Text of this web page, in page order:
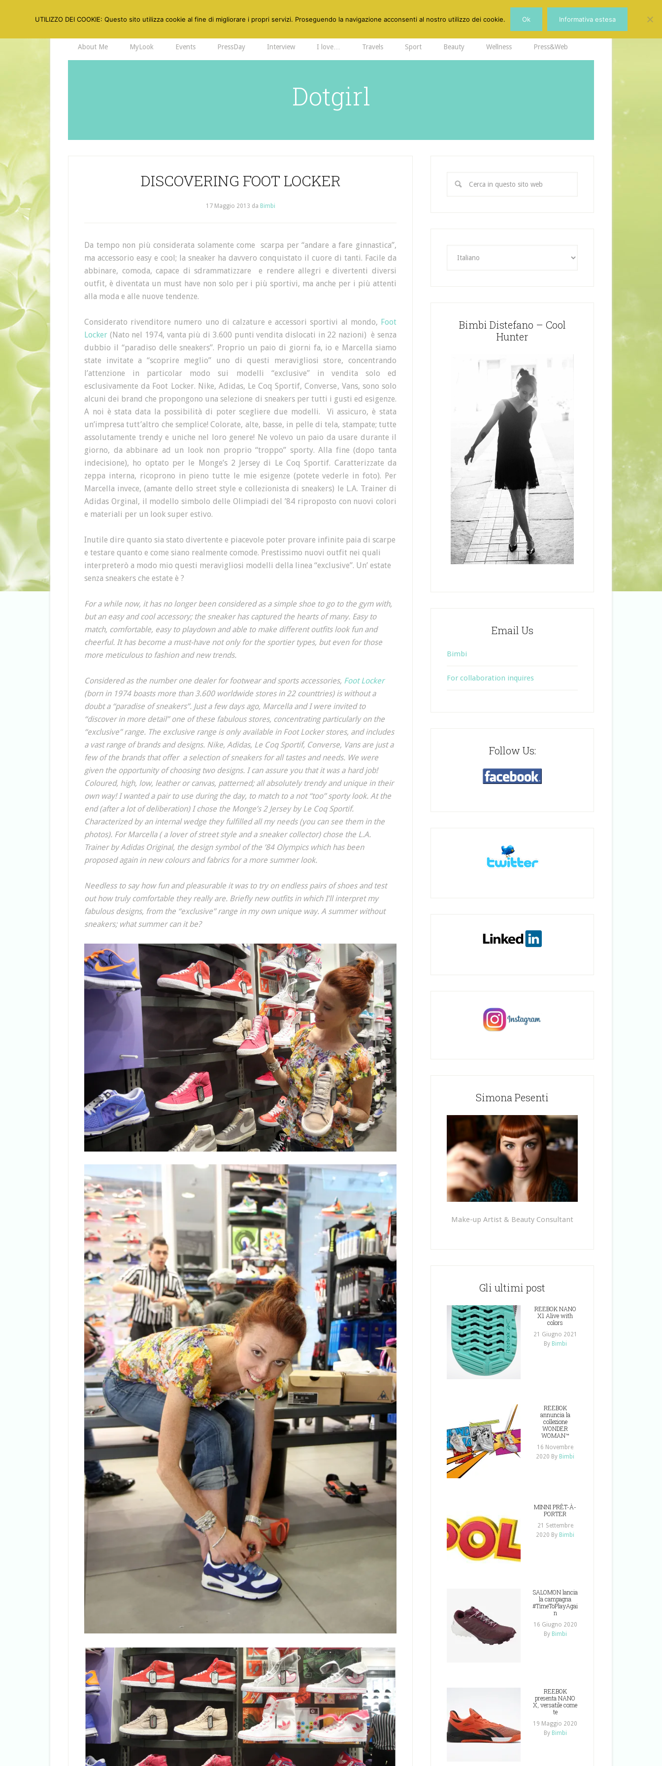
About Me MyLook Events PressDay Interview I love… Travels Sport Beauty Wellness Press&Web
Dotgirl
DISCOVERING FOOT LOCKER
17 Maggio 2013 da Bimbi
Da tempo non più considerata solamente come scarpa per “andare a fare ginnastica”,
ma accessorio easy e cool; la sneaker ha davvero conquistato il cuore di tanti. Facile da
abbinare, comoda, capace di sdrammatizzare e rendere allegri e divertenti diversi
outfit, è diventata un must have non solo per i più sportivi, ma anche per i più attenti
alla moda e alle nuove tendenze.
Considerato rivenditore numero uno di calzature e accessori sportivi al mondo, Foot
Locker (Nato nel 1974, vanta più di 3.600 punti vendita dislocati in 22 nazioni) è senza
dubbio il “paradiso delle sneakers”. Proprio un paio di giorni fa, io e Marcella siamo
state invitate a “scoprire meglio” uno di questi meravigliosi store, concentrando
l’attenzione in particolar modo sui modelli “exclusive” in vendita solo ed
esclusivamente da Foot Locker. Nike, Adidas, Le Coq Sportif, Converse, Vans, sono solo
alcuni dei brand che propongono una selezione di sneakers per tutti i gusti ed esigenze.
A noi è stata data la possibilità di poter scegliere due modelli. Vi assicuro, è stata
un’impresa tutt’altro che semplice! Colorate, alte, basse, in pelle di tela, stampate; tutte
assolutamente trendy e uniche nel loro genere! Ne volevo un paio da usare durante il
giorno, da abbinare ad un look non proprio “troppo” sporty. Alla fine (dopo tanta
indecisione), ho optato per le Monge’s 2 Jersey di Le Coq Sportif. Caratterizzate da
zeppa interna, ricoprono in pieno tutte le mie esigenze (potete vederle in foto). Per
Marcella invece, (amante dello street style e collezionista di sneakers) le L.A. Trainer di
Adidas Orginal, il modello simbolo delle Olimpiadi del ’84 riproposto con nuovi colori
e materiali per un look super estivo.
Inutile dire quanto sia stato divertente e piacevole poter provare infinite paia di scarpe
e testare quanto e come siano realmente comode. Prestissimo nuovi outfit nei quali
interpreterò a modo mio questi meravigliosi modelli della linea “exclusive”. Un’ estate
senza sneakers che estate è ?
For a while now, it has no longer been considered as a simple shoe to go to the gym with,
but an easy and cool accessory; the sneaker has captured the hearts of many. Easy to
match, comfortable, easy to playdown and able to make different outfits look fun and
cheerful. It has become a must-have not only for the sportier types, but even for those
more meticulous to fashion and new trends.
Considered as the number one dealer for footwear and sports accessories, Foot Locker
(born in 1974 boasts more than 3.600 worldwide stores in 22 counttries) is without a
doubt a “paradise of sneakers”. Just a few days ago, Marcella and I were invited to
“discover in more detail” one of these fabulous stores, concentrating particularly on the
“exclusive” range. The exclusive range is only available in Foot Locker stores, and includes
a vast range of brands and designs. Nike, Adidas, Le Coq Sportif, Converse, Vans are just a
few of the brands that offer a selection of sneakers for all tastes and needs. We were
given the opportunity of choosing two designs. I can assure you that it was a hard job!
Coloured, high, low, leather or canvas, patterned; all absolutely trendy and unique in their
own way! I wanted a pair to use during the day, to match to a not “too” sporty look. At the
end (after a lot of deliberation) I chose the Monge’s 2 Jersey by Le Coq Sportif.
Characterized by an internal wedge they fulfilled all my needs (you can see them in the
photos). For Marcella ( a lover of street style and a sneaker collector) chose the L.A.
Trainer by Adidas Original, the design symbol of the ’84 Olympics which has been
proposed again in new colours and fabrics for a more summer look.
Needless to say how fun and pleasurable it was to try on endless pairs of shoes and test
out how truly comfortable they really are. Briefly new outfits in which I’ll interpret my
fabulous designs, from the “exclusive” range in my own unique way. A summer without
sneakers; what summer can it be?
Bimbi Distefano – Cool
Hunter
Email Us
Bimbi
For collaboration inquires
Follow Us:
Simona Pesenti
Make-up Artist & Beauty Consultant
Gli ultimi post
REEBOK NANO
X1 Alive with
colors
21 Giugno 2021
By Bimbi
REEBOK
annuncia la
collezione
WONDER
WOMAN™
16 Novembre
2020 By Bimbi
MINNI PRÊT-À-
PORTER
21 Settembre
2020 By Bimbi
SALOMON lancia
la campagna
#TimeToPlayAgai
n
16 Giugno 2020
By Bimbi
REEBOK
presenta NANO
X, versatile come
te
19 Maggio 2020
By Bimbi
UTILIZZO DEI COOKIE: Questo sito utilizza cookie al fine di migliorare i propri servizi. Proseguendo la navigazione acconsenti al nostro utilizzo dei cookie. Ok Informativa estesa